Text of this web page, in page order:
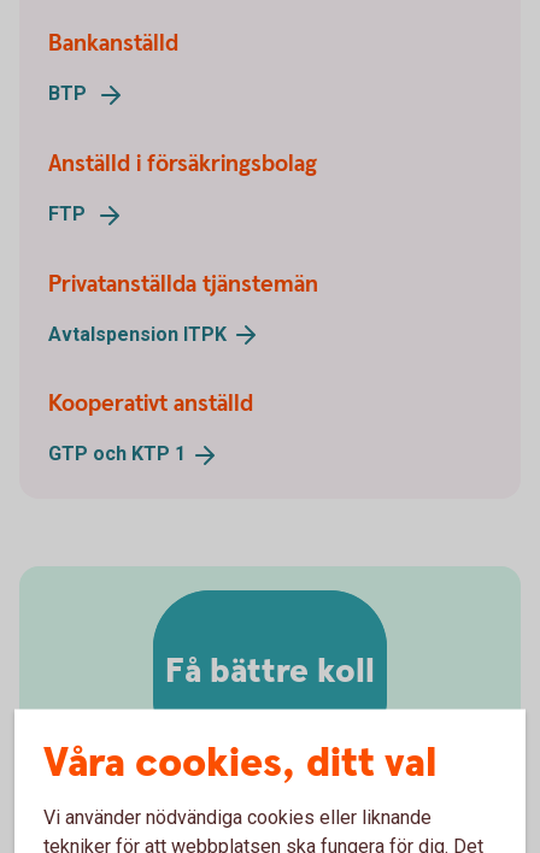
Bankanställd
BTP
Anställd i försäkringsbolag
FTP
Privatanställda tjänstemän
Avtalspension ITPK
Kooperativt anställd
GTP och KTP 1
Få bättre koll
Våra cookies, ditt val
Vi använder nödvändiga cookies eller liknande
tekniker för att webbplatsen ska fungera för dig. Det